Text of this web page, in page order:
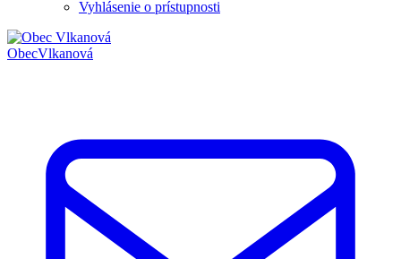
Vyhlásenie o prístupnosti
ObecVlkanová